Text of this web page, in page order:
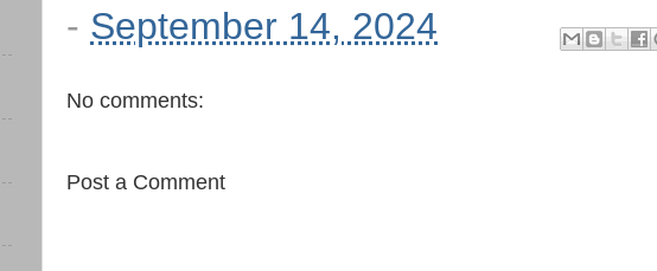
- September 14, 2024
No comments:
Post a Comment